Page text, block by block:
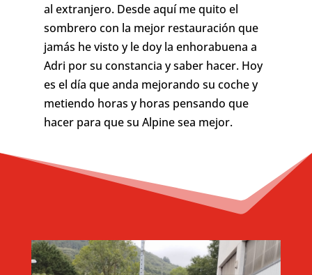
al extranjero. Desde aquí me quito el
sombrero con la mejor restauración que
jamás he visto y le doy la enhorabuena a
Adri por su constancia y saber hacer. Hoy
es el día que anda mejorando su coche y
metiendo horas y horas pensando que
hacer para que su Alpine sea mejor.